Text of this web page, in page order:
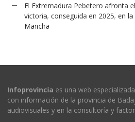
El Extremadura Pebetero afronta
victoria, conseguida en 2025, en la
Mancha
Infoprovincia es una web
con información de la provincia de
audiovisuales y en la consultoría y